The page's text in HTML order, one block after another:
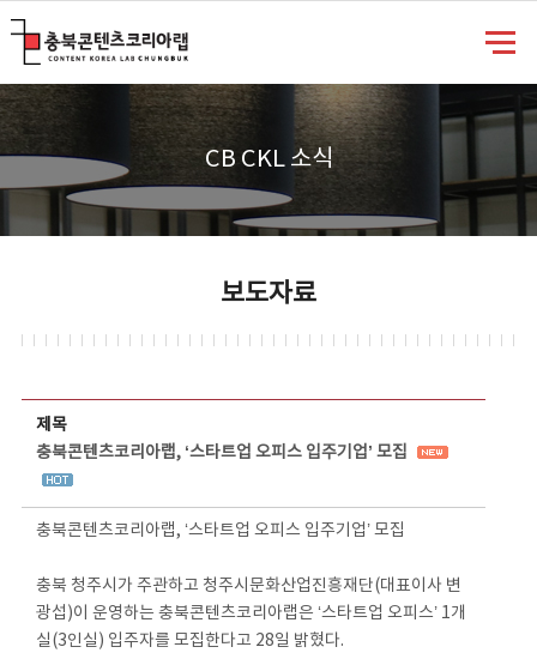
CB CKL 소식
보도자료
제목
충북콘텐츠코리아랩, ‘스타트업 오피스 입주기업’ 모집
충북콘텐츠코리아랩, ‘스타트업 오피스 입주기업’ 모집
충북 청주시가 주관하고 청주시문화산업진흥재단(대표이사 변
광섭)이 운영하는 충북콘텐츠코리아랩은 ‘스타트업 오피스’ 1개
실(3인실) 입주자를 모집한다고 28일 밝혔다.